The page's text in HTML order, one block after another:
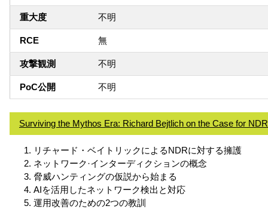
重大度 不明
RCE 無
攻撃観測 不明
PoC公開 不明
Surviving the Mythos Era: Richard Bejtlich on the Case for NDR
リチャード・ベイトリックによるNDRに対する擁護
ネットワーク·インターディクションの概念
脅威ハンティングの仮説から始まる
AIを活用したネットワーク検出と対応
運用改善のための2つの教訓